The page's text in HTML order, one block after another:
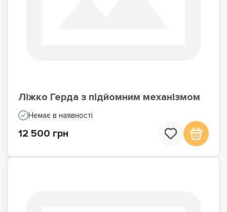
Ліжко Герда з підйомним механізмом
Немає в наявності
12 500 грн